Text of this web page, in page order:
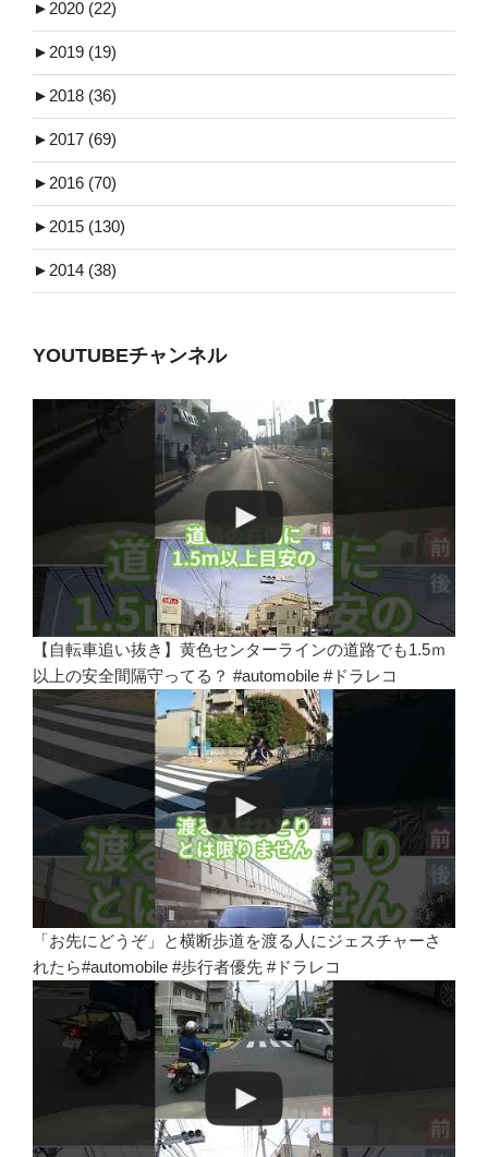
►2020 (22)
►2019 (19)
►2018 (36)
►2017 (69)
►2016 (70)
►2015 (130)
►2014 (38)
YOUTUBEチャンネル
【自転車追い抜き】黄色センターラインの道路でも1.5ｍ
以上の安全間隔守ってる？ #automobile #ドラレコ
「お先にどうぞ」と横断歩道を渡る人にジェスチャーさ
れたら#automobile #歩行者優先 #ドラレコ